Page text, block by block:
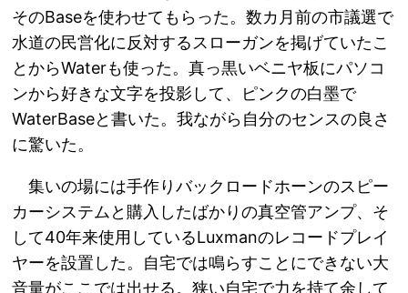
そのBaseを使わせてもらった。数カ月前の市議選で
水道の民営化に反対するスローガンを掲げていたこ
とからWaterも使った。真っ黒いベニヤ板にパソコ
ンから好きな文字を投影して、ピンクの白墨で
WaterBaseと書いた。我ながら自分のセンスの良さ
に驚いた。
集いの場には手作りバックロードホーンのスピー
カーシステムと購入したばかりの真空管アンプ、そ
して40年来使用しているLuxmanのレコードプレイ
ヤーを設置した。自宅では鳴らすことにできない大
音量がここでは出せる。狭い自宅で力を持て余して